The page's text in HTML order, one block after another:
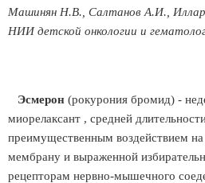
Машинян Н.В., Салтанов А.И.,
НИИ детской онкологии и
Эсмерон (рокурония бромид) -
миорелаксант , средней
преимущественным воздействием
мембрану и выраженной
рецепторам нервно-мышечного